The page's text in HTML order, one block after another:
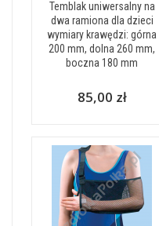
Temblak uniwersalny na
dwa ramiona dla dzieci
wymiary krawędzi: górna
200 mm, dolna 260 mm,
boczna 180 mm
85,00 zł